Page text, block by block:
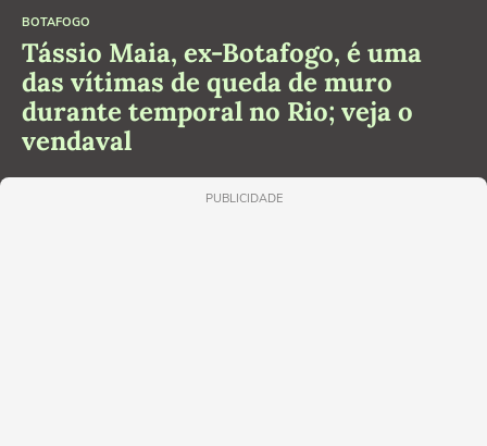
BOTAFOGO
Tássio Maia, ex-Botafogo, é uma
das vítimas de queda de muro
durante temporal no Rio; veja o
vendaval
PUBLICIDADE